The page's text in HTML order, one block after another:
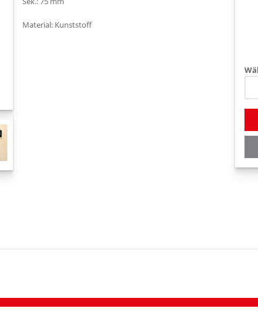
Material: Kunststoff